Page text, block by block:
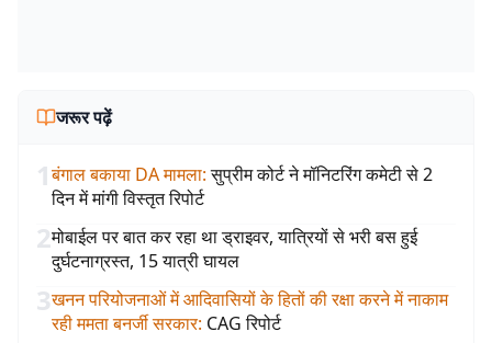
जरूर पढ़ें
1बंगाल बकाया DA मामला: सुप्रीम कोर्ट ने मॉनिटरिंग कमेटी से 2
दिन में मांगी विस्तृत रिपोर्ट
2मोबाईल पर बात कर रहा था ड्राइवर, यात्रियों से भरी बस हुई
दुर्घटनाग्रस्त, 15 यात्री घायल
3खनन परियोजनाओं में आदिवासियों के हितों की रक्षा करने में नाकाम
रही ममता बनर्जी सरकार: CAG रिपोर्ट